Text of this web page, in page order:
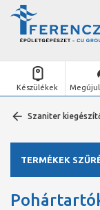
Készülékek
Szaniter
TERMÉKEK